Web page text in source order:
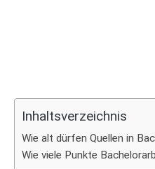
Inhaltsverzeichnis
Wie alt dürfen Quellen in
Wie viele Punkte